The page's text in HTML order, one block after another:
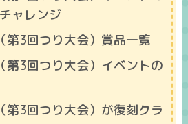
ャレンジ
第3回つり大会）賞品一覧
第3回つり大会）イベントの
第3回つり大会）が復刻クラ